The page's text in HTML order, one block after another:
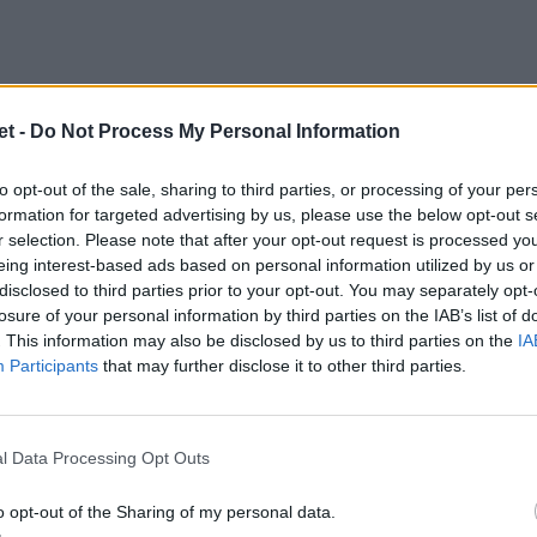
- Do Not Process My Personal Information
opt-out of the sale, sharing to third parties, or processing of your
for targeted advertising by us, please use the below opt-out
selection. Please note that after your opt-out request is processed
interest-based ads based on personal information utilized by us
to third parties prior to your opt-out. You may separately
of your personal information by third parties on the IAB’s list of
This information may also be disclosed by us to third parties on the
Participants that may further disclose it to other third parties.
Data Processing Opt Outs
opt-out of the Sharing of my personal data.
al
destinate ad avere conseguenze
due mesi. Ho preso atto che la
nome è diventato l'alibi per
tolto per sgombrare il campo.
è d'accordo, perché conosce
il tavolo della Lega,